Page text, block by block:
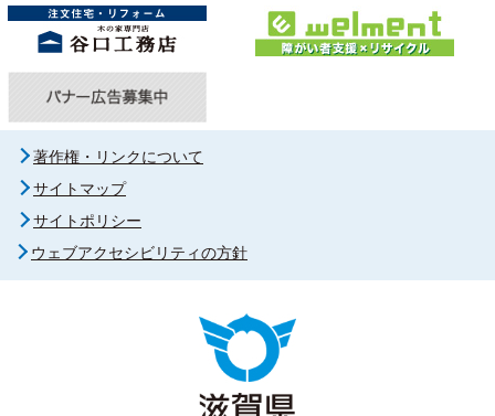
著作権・リンクについて
サイトマップ
サイトポリシー
ウェブアクセシビリティの方針